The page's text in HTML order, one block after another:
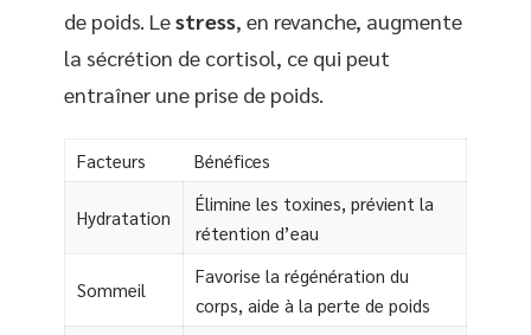
de poids. Lestress, en revanche, augmente
la sécrétion de cortisol, ce qui peut
entraîner une prise de poids.
Facteurs Bénéfices
Hydratation
Élimine les toxines, prévient la
rétention d’eau
Sommeil
Favorise la régénération du
corps, aide à la perte de poids